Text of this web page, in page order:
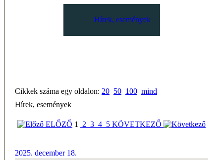
Hírek, események
Cikkek száma egy oldalon: 20 50 100 mind
Hírek, események
ELŐZŐ 1 2 3 4 5 KÖVETKEZŐ
2025. december 18.